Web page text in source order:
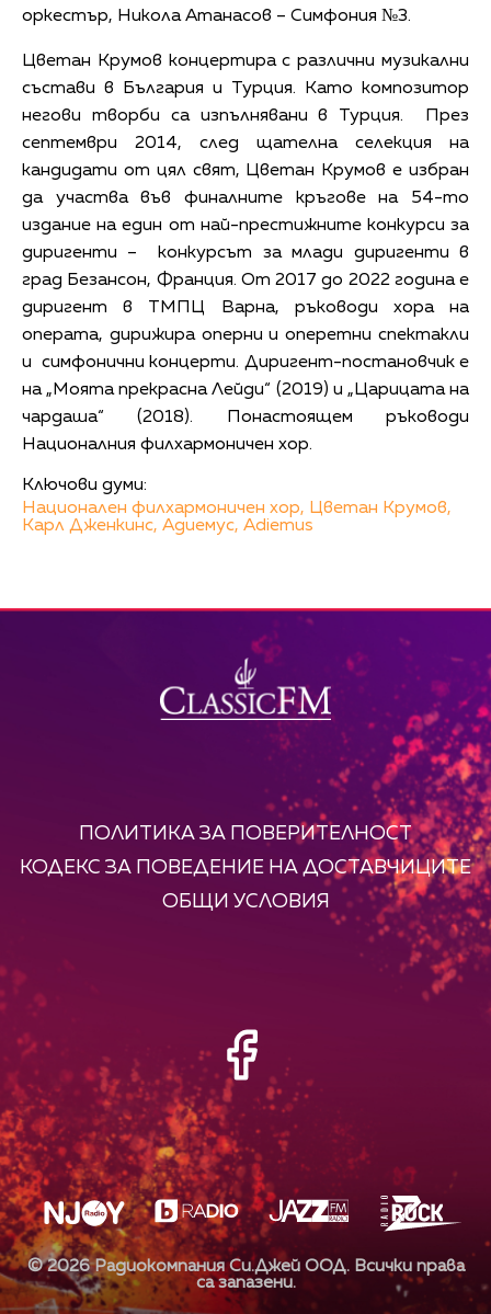
оркестър, Никола Атанасов – Симфония №3.
Цветан Крумов концертира с различни музикални
състави в България и Турция. Като композитор
негови творби са изпълнявани в Турция. През
септември 2014, след щателна селекция на
кандидати от цял свят, Цветан Крумов е избран
да участва във финалните кръгове на 54-то
издание на един от най-престижните конкурси за
диригенти – конкурсът за млади диригенти в
град Безансон, Франция. От 2017 до 2022 година е
диригент в ТМПЦ Варна, ръководи хора на
операта, дирижира оперни и оперетни спектакли
и симфонични концерти. Диригент-постановчик е
на „Моята прекрасна Лейди“ (2019) и „Царицата на
чардаша“ (2018). Понастоящем ръководи
Националния филхармоничен хор.
Ключови думи:
Национален филхармоничен хор, Цветан Крумов,
Карл Дженкинс, Адиемус, Adiemus
ПОЛИТИКА ЗА ПОВЕРИТЕЛНОСТ
КОДЕКС ЗА ПОВЕДЕНИЕ НА ДОСТАВЧИЦИТЕ
ОБЩИ УСЛОВИЯ
©2026Радиокомпания Си.Джей ООД. Всички права
са запазени.